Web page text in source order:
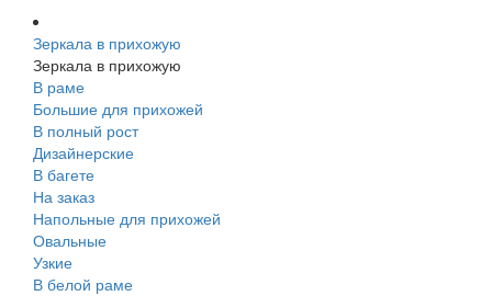
Зеркала в прихожую
Зеркала в прихожую
В раме
Большие для прихожей
В полный рост
Дизайнерские
В багете
На заказ
Напольные для прихожей
Овальные
Узкие
В белой раме